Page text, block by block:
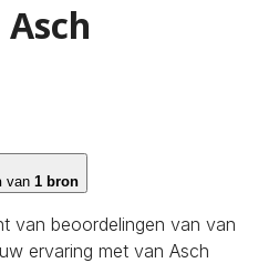
van 1 bron
van beoordelingen van van
ervaring met van Asch